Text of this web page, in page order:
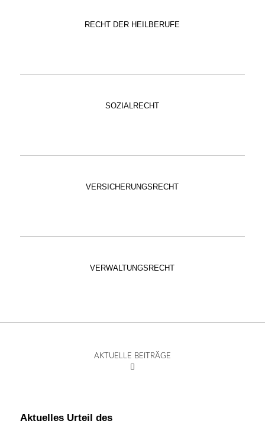
RECHT DER HEILBERUFE
SOZIALRECHT
VERSICHERUNGSRECHT
VERWALTUNGSRECHT
AKTUELLE BEITRÄGE
Aktuelles Urteil des